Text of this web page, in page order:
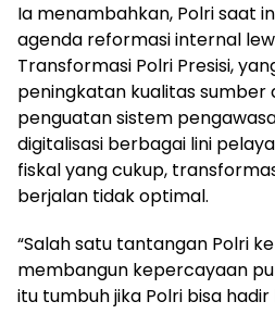
Ia menambahkan, Polri saat
agenda reformasi internal
Transformasi Polri Presisi,
peningkatan kualitas sumber
penguatan sistem
digitalisasi berbagai lini
fiskal yang cukup,
berjalan tidak optimal.
“Salah satu tantangan Polri
membangun kepercayaan
itu tumbuh jika Polri bisa